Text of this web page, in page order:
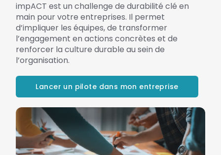
impACT est un challenge de durabilité clé en
main pour votre entreprises. Il permet
d’impliquer les équipes, de transformer
l’engagement en actions concrètes et de
renforcer la culture durable au sein de
l’organisation.
Lancer un pilote dans mon entreprise